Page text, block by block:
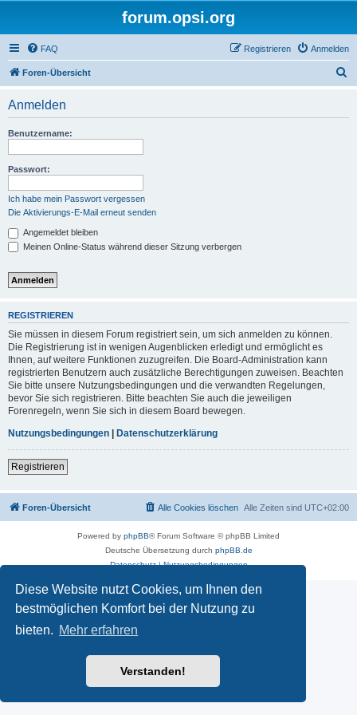
Diese Website nutzt Cookies, um Ihnen den
bestmöglichen Komfort bei der Nutzung zu
bieten. Mehr erfahren
Verstanden!
forum.opsi.org
FAQ Anmelden
Registrieren
Foren-Übersicht
Anmelden
Benutzername:
Passwort:
Ich habe mein Passwort vergessen
Die Aktivierungs-E-Mail erneut senden
Angemeldet bleiben
Meinen Online-Status während dieser Sitzung verbergen
REGISTRIEREN
Sie müssen in diesem Forum registriert sein, um sich anmelden zu können.
Die Registrierung ist in wenigen Augenblicken erledigt und ermöglicht es
Ihnen, auf weitere Funktionen zuzugreifen. Die Board-Administration kann
registrierten Benutzern auch zusätzliche Berechtigungen zuweisen. Beachten
Sie bitte unsere Nutzungsbedingungen und die verwandten Regelungen,
bevor Sie sich registrieren. Bitte beachten Sie auch die jeweiligen
Forenregeln, wenn Sie sich in diesem Board bewegen.
Nutzungsbedingungen | Datenschutzerklärung
Registrieren
Foren-Übersicht Alle Zeiten sind UTC+02:00
Alle Cookies löschen
Powered by phpBB® Forum Software © phpBB Limited
Deutsche Übersetzung durch phpBB.de
Datenschutz|Nutzungsbedingungen